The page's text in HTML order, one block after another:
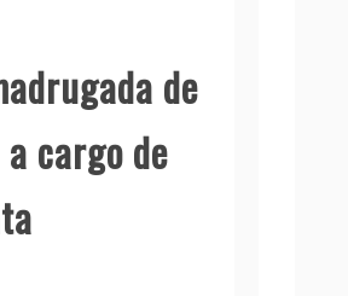
de
cargo de